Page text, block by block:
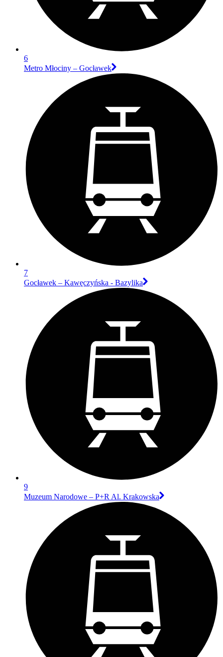
6
Metro Młociny – Gocławek
7
Gocławek – Kawęczyńska - Bazylika
9
Muzeum Narodowe – P+R Al. Krakowska